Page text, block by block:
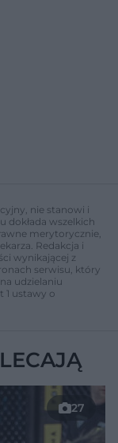
nie stanowi i
dokłada wszelkich
merytorycznie,
Redakcja i
wynikającej z
serwisu, który
udzielaniu
1 ustawy o
27